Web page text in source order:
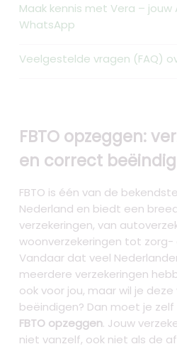
Maak kennis met Vera –
WhatsApp
Veelgestelde vragen (FAQ)
FBTO opzeggen:
en correct
FBTO is één van de
Nederland en biedt een
verzekeringen, van
woonverzekeringen tot zorg-
Vandaar dat veel
meerdere verzekeringen
ook voor jou, maar wil je deze
beëindigen? Dan moet je
FBTO opzeggen. Jouw
niet vanzelf, ook niet als de